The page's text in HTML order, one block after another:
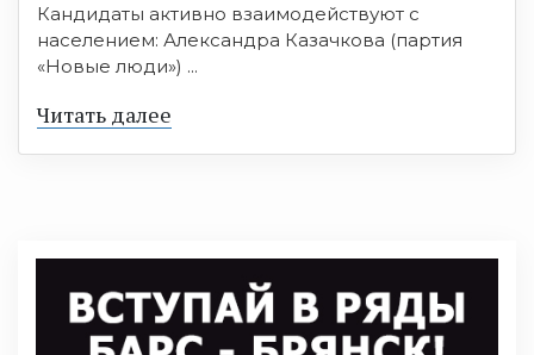
Кандидаты активно взаимодействуют с
населением: Александра Казачкова (партия
«Новые люди») ...
Читать далее